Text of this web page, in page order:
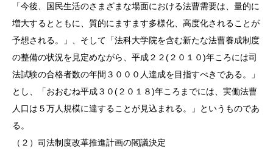
「今後、国民生活のさまざまな場面における法曹需要は、量的に
増大するとともに、質的にますます多様化、高度化されることが
予想される。」、そして「法科大学院を含む新たな法曹養成制度
の整備の状況を見定めながら、平成２２(２０１０)年ころには司
法試験の合格者数の年間３０００人達成を目指すべきである。」
とし、「おおむね平成３０(２０１８)年ころまでには、実働法曹
人口は５万人規模に達することが見込まれる。」というものであ
る。
（２）司法制度改革推進計画の閣議決定